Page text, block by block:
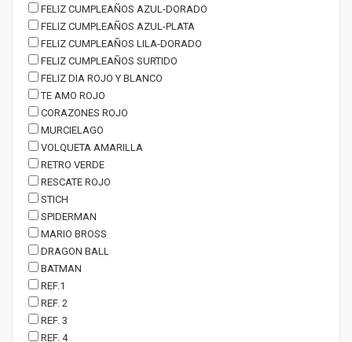
FELIZ CUMPLEAÑOS AZUL-DORADO
FELIZ CUMPLEAÑOS AZUL-PLATA
FELIZ CUMPLEAÑOS LILA-DORADO
FELIZ CUMPLEAÑOS SURTIDO
FELIZ DIA ROJO Y BLANCO
TE AMO ROJO
CORAZONES ROJO
MURCIELAGO
VOLQUETA AMARILLA
RETRO VERDE
RESCATE ROJO
STICH
SPIDERMAN
MARIO BROSS
DRAGON BALL
BATMAN
REF.1
REF. 2
REF. 3
REF. 4